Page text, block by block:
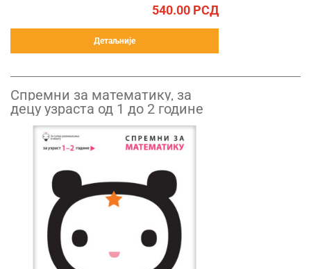
540.00 РСД
Детаљније
Спремни за математику, за
децу узраста од 1 до 2 године